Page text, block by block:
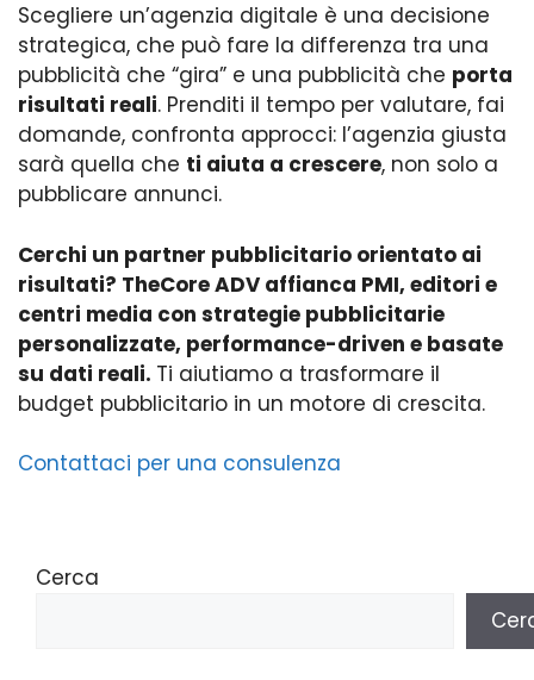
Scegliere un’agenzia digitale è una decisione
strategica, che può fare la differenza tra una
pubblicità che “gira” e una pubblicità che porta
risultati reali. Prenditi il tempo per valutare, fai
domande, confronta approcci: l’agenzia giusta
sarà quella che ti aiuta a crescere, non solo a
pubblicare annunci.
Cerchi un partner pubblicitario orientato ai
risultati? TheCore ADV affianca PMI, editori e
centri media con strategie pubblicitarie
personalizzate, performance-driven e basate
su dati reali. Ti aiutiamo a trasformare il
budget pubblicitario in un motore di crescita.
Contattaci per una consulenza
Cerca